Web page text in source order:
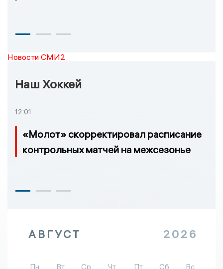
Новости СМИ2
Наш Хоккей
12:01
«Молот» скорректировал расписание
контрольных матчей на межсезонье
АВГУСТ 2026
Пн Вт Ср Чт Пт Сб Вс